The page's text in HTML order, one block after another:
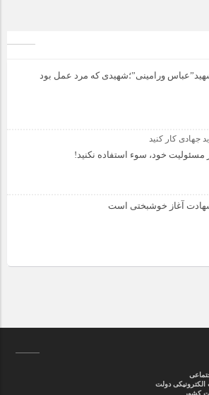
ورامینی”؛شهیدی که مرد عمل بود
جهادی کار کنید
مسئولیت خود، سوء استفاده نکنید!
آغاز خوشبختی است
الکترونیکی دولت